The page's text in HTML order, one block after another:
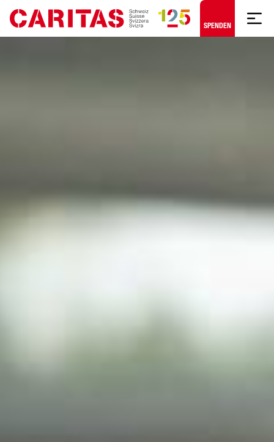
Zum Hauptinhalt springen
SPENDEN